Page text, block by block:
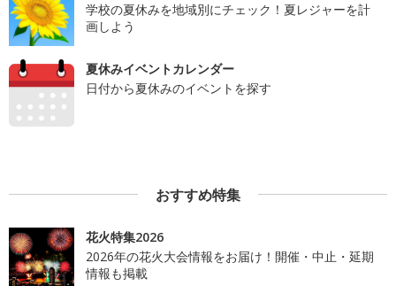
学校の夏休みを地域別にチェック！夏レジャーを計
画しよう
夏休みイベントカレンダー
日付から夏休みのイベントを探す
おすすめ特集
花火特集2026
2026年の花火大会情報をお届け！開催・中止・延期
情報も掲載